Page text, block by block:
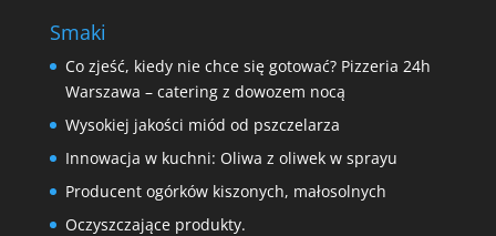
Smaki
Co zjeść, kiedy nie chce się gotować? Pizzeria 24h
Warszawa – catering z dowozem nocą
Wysokiej jakości miód od pszczelarza
Innowacja w kuchni: Oliwa z oliwek w sprayu
Producent ogórków kiszonych, małosolnych
Oczyszczające produkty.